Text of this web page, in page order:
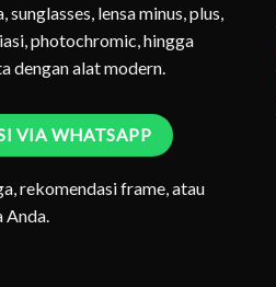
lensa minus, plus,
photochromic, hingga
dengan alat modern.
VIA WHATSAPP
rekomendasi frame, atau
Anda.